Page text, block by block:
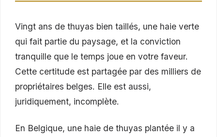
Vingt ans de thuyas bien taillés, une haie verte
qui fait partie du paysage, et la conviction
tranquille que le temps joue en votre faveur.
Cette certitude est partagée par des milliers de
propriétaires belges. Elle est aussi,
juridiquement, incomplète.
En Belgique, une haie de thuyas plantée il y a